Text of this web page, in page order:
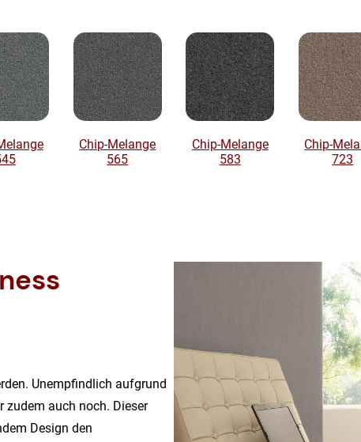
Chip-Melange
565
Chip-Melange
583
Chip-
723
Unempfindlich aufgrund
zudem auch noch. Dieser
Design den